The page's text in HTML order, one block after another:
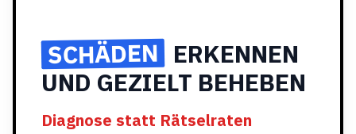
SCHÄDEN ERKENNEN
UND GEZIELT BEHEBEN
Diagnose statt Rätselraten